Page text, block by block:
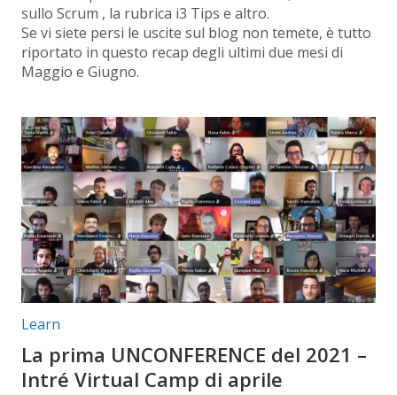
sullo Scrum , la rubrica i3 Tips e altro.
Se vi siete persi le uscite sul blog non temete, è tutto
riportato in questo recap degli ultimi due mesi di
Maggio e Giugno.
Categorie articolo:
Learn
La prima UNCONFERENCE del 2021 –
Intré Virtual Camp di aprile